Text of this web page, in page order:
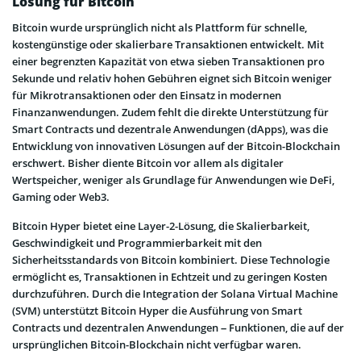
Bitcoin wurde ursprünglich nicht als Plattform für schnelle,
kostengünstige oder skalierbare Transaktionen entwickelt. Mit
einer begrenzten Kapazität von etwa sieben Transaktionen pro
Sekunde und relativ hohen Gebühren eignet sich Bitcoin weniger
für Mikrotransaktionen oder den Einsatz in modernen
Finanzanwendungen. Zudem fehlt die direkte Unterstützung für
Smart Contracts und dezentrale Anwendungen (dApps), was die
Entwicklung von innovativen Lösungen auf der Bitcoin-Blockchain
erschwert. Bisher diente Bitcoin vor allem als digitaler
Wertspeicher, weniger als Grundlage für Anwendungen wie DeFi,
Gaming oder Web3.
Bitcoin Hyper bietet eine Layer-2-Lösung, die Skalierbarkeit,
Geschwindigkeit und Programmierbarkeit mit den
Sicherheitsstandards von Bitcoin kombiniert. Diese Technologie
ermöglicht es, Transaktionen in Echtzeit und zu geringen Kosten
durchzuführen. Durch die Integration der Solana Virtual Machine
(SVM) unterstützt Bitcoin Hyper die Ausführung von Smart
Contracts und dezentralen Anwendungen – Funktionen, die auf der
ursprünglichen Bitcoin-Blockchain nicht verfügbar waren.